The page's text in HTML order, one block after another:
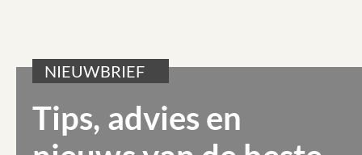
NIEUWBRIEF
Tips, advies en